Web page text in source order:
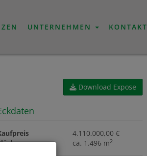
UNTERNEHMEN KONTAKT
Download Expose
4.110.000,00 €
ca. 1.496 m2